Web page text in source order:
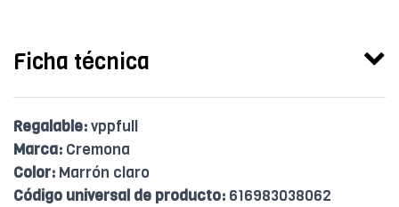
Ficha técnica
Regalable:vppfull
Marca: Cremona
Color: Marrón claro
Código universal de producto: 616983038062